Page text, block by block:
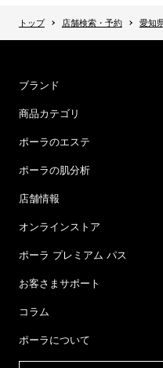
トップ 店舗検索・予約 愛知
ブランド
商品カテゴリ
ポーラのエステ
ポーラの肌分析
店舗情報
オンラインストア
ポーラ プレミアム パス
お客さまサポート
コラム
ポーラについて